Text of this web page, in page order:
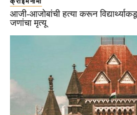
आजी-आजोबांची हत्या करून
जणांचा मृत्यू